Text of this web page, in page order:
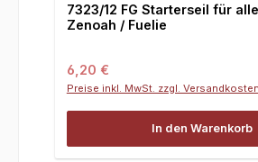
7323/12 FG Starterseil für
Zenoah / Fuelie
Regulärer Preis:
6,20 €
Preise inkl. MwSt. zzgl. Versandkosten
In den Warenkorb